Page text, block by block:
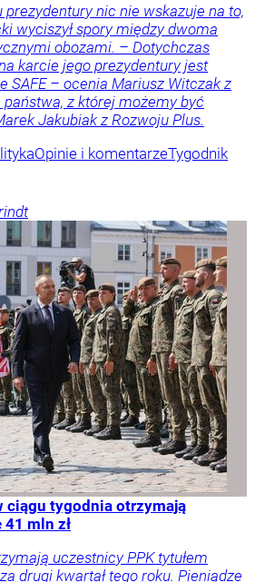
nic nie wskazuje na to,
wyciszył spory między dwoma
obozami. – Dotychczas
karcie jego prezydentury jest
SAFE – ocenia Mariusz Witczak z
państwa, z której możemy być
Jakubiak z Rozwoju Plus.
Opinie i komentarzeTygodnik
ciągu tygodnia otrzymają
mln zł
uczestnicy PPK tytułem
drugi kwartał tego roku. Pieniądze